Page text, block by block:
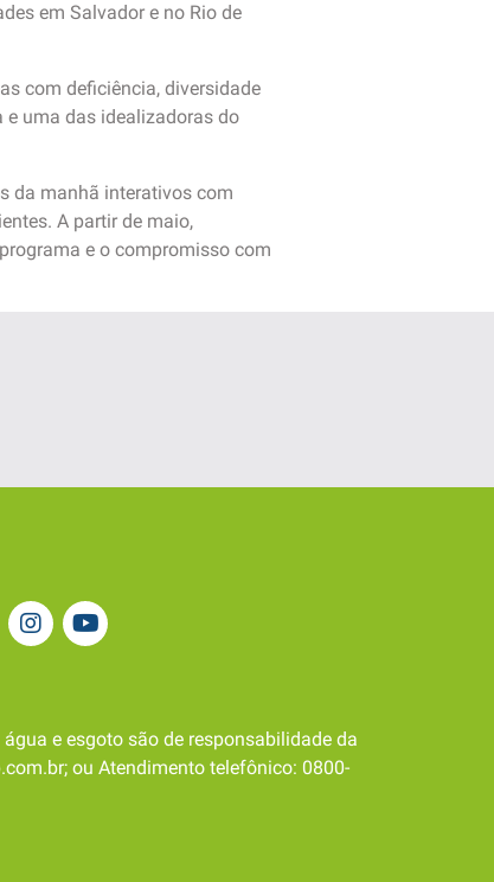
em Salvador e no Rio de
com deficiência, diversidade
e uma das idealizadoras do
da manhã interativos com
A partir de maio,
e o compromisso com
e esgoto são de responsabilidade da
ou Atendimento telefônico: 0800-